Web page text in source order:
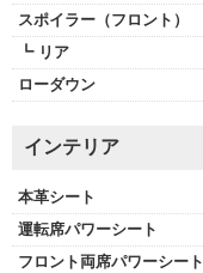
スポイラー（フロント）
┗ リア
ローダウン
インテリア
本革シート
運転席パワーシート
フロント両席パワーシート